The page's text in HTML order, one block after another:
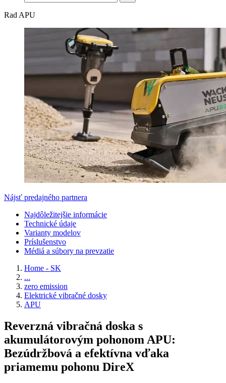
Rad APU
Nájsť predajného partnera
Najdôležitejšie informácie
Technické údaje
Varianty modelov
Príslušenstvo
Médiá a súbory na prevzatie
Home - SK
...
zero emission
Elektrické vibračné dosky
APU
Reverzná vibračná doska s
akumulátorovým pohonom APU:
Bezúdržbová a efektívna vďaka
priamemu pohonu DireX